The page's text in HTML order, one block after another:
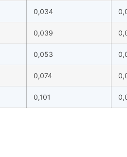
0,034
0,039
0,053
0,074
0,101